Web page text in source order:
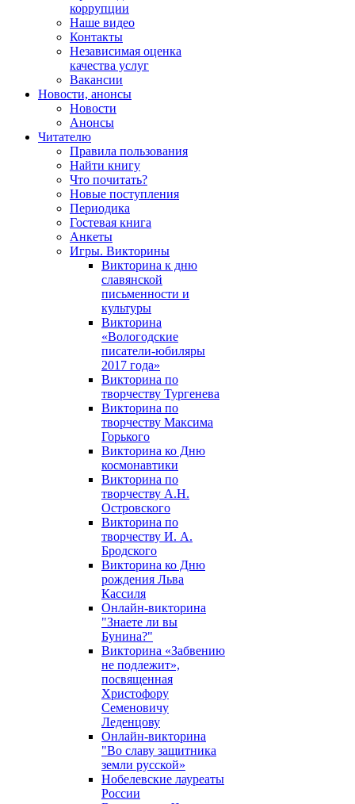
коррупции
Наше видео
Контакты
Независимая оценка
качества услуг
Вакансии
Новости, анонсы
Новости
Анонсы
Читателю
Правила пользования
Найти книгу
Что почитать?
Новые поступления
Периодика
Гостевая книга
Анкеты
Игры. Викторины
Викторина к дню
славянской
письменности и
культуры
Викторина
«Вологодские
писатели-юбиляры
2017 года»
Викторина по
творчеству Тургенева
Викторина по
творчеству Максима
Горького
Викторина ко Дню
космонавтики
Викторина по
творчеству А.Н.
Островского
Викторина по
творчеству И. А.
Бродского
Викторина ко Дню
рождения Льва
Кассиля
Онлайн-викторина
"Знаете ли вы
Бунина?"
Викторина «Забвению
не подлежит»,
посвященная
Христофору
Семеновичу
Леденцову
Онлайн-викторина
"Во славу защитника
земли русской»
Нобелевские лауреаты
России